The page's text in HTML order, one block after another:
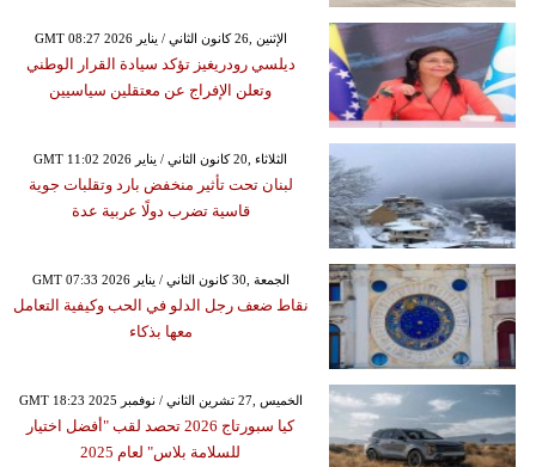
GMT 08:27 2026 الإثنين ,26 كانون الثاني / يناير
ديلسي رودريغيز تؤكد سيادة القرار الوطني
وتعلن الإفراج عن معتقلين سياسيين
GMT 11:02 2026 الثلاثاء ,20 كانون الثاني / يناير
لبنان تحت تأثير منخفض بارد وتقلبات جوية
قاسية تضرب دولًا عربية عدة
GMT 07:33 2026 الجمعة ,30 كانون الثاني / يناير
نقاط ضعف رجل الدلو في الحب وكيفية التعامل
معها بذكاء
GMT 18:23 2025 الخميس ,27 تشرين الثاني / نوفمبر
كيا سبورتاج 2026 تحصد لقب "أفضل اختيار
للسلامة بلاس" لعام 2025